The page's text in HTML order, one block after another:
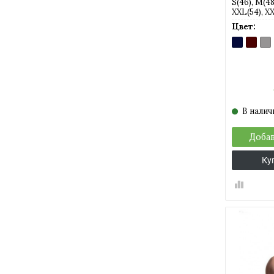
S(46),
XXL(54),
Цвет:
BLU
(темно-
В